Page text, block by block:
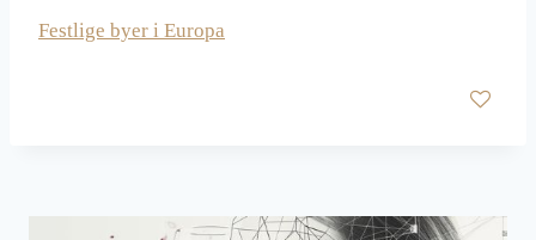
Festlige byer i Europa